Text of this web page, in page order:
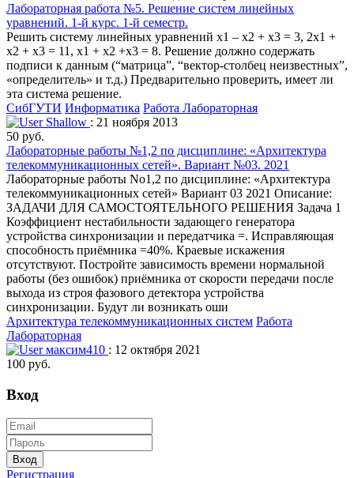
Лабораторная работа №5. Решение систем линейных
уравнений. 1-й курс. 1-й семестр.
Решить систему линейных уравнений x1 – x2 + x3 = 3, 2x1 +
x2 + x3 = 11, x1 + x2 +x3 = 8. Решение должно содержать
подписи к данным (“матрица”, “вектор-столбец неизвестных”,
«определитель» и т.д.) Предварительно проверить, имеет ли
эта система решение.
СибГУТИ Информатика Работа Лабораторная
Shallow : 21 ноября 2013
50 руб.
Лабораторные работы №1,2 по дисциплине: «Архитектура
телекоммуникационных сетей». Вариант №03. 2021
Лабораторные работы No1,2 по дисциплине: «Архитектура
телекоммуникационных сетей» Вариант 03 2021 Описание:
ЗАДАЧИ ДЛЯ САМОСТОЯТЕЛЬНОГО РЕШЕНИЯ Задача 1
Коэффициент нестабильности задающего генератора
устройства синхронизации и передатчика =. Исправляющая
способность приёмника =40%. Краевые искажения
отсутствуют. Постройте зависимость времени нормальной
работы (без ошибок) приёмника от скорости передачи после
выхода из строя фазового детектора устройства
синхронизации. Будут ли возникать оши
Архитектура телекоммуникационных систем Работа
Лабораторная
максим410 : 12 октября 2021
100 руб.
Вход
Вход
Регистрация